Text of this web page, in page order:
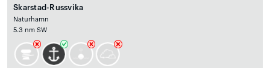
Skarstad-Russvika
Naturhamn
5.3 nm SW